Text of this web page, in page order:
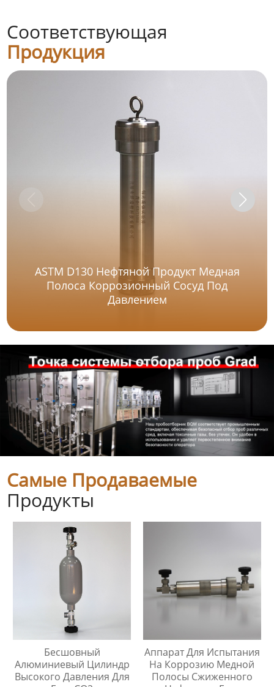
Соответствующая
Продукция
ASTM D130 Нефтяной Продукт Медная
Полоса Коррозионный Сосуд Под
Давлением
Самые Продаваемые
Продукты
Бесшовный
Алюминиевый Цилиндр
Высокого Давления Для
Аппарат Для Испытания
На Коррозию Медной
Полосы Сжиженного